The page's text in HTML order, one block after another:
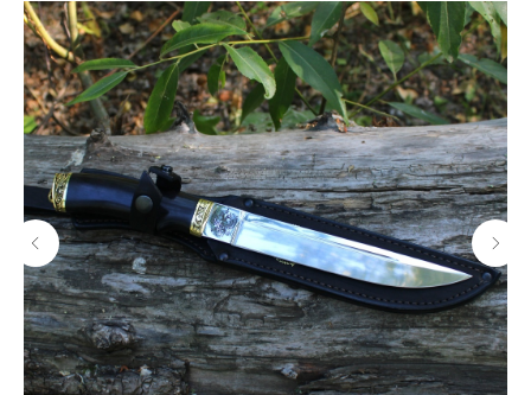
КОНТАКТЫ
Консультации по телефону и онлайн.
Будем рады продемонстрировать вам
нашу продукцию. Позвоните нам или
оставьте запрос на звонок менеджера
для консультации
Адрес:"НОЖИ ПАВЛОВО", 606104,
ул. Восточная, 3Б (самовывоз), г. Павлово,
Нижегородская обл., Россия
ООО "ПТФ" ИНН 6686090373